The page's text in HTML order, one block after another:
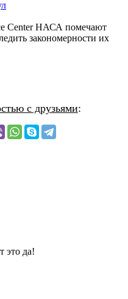
Center НАСА помечают
закономерности их
с друзьями:
это да!